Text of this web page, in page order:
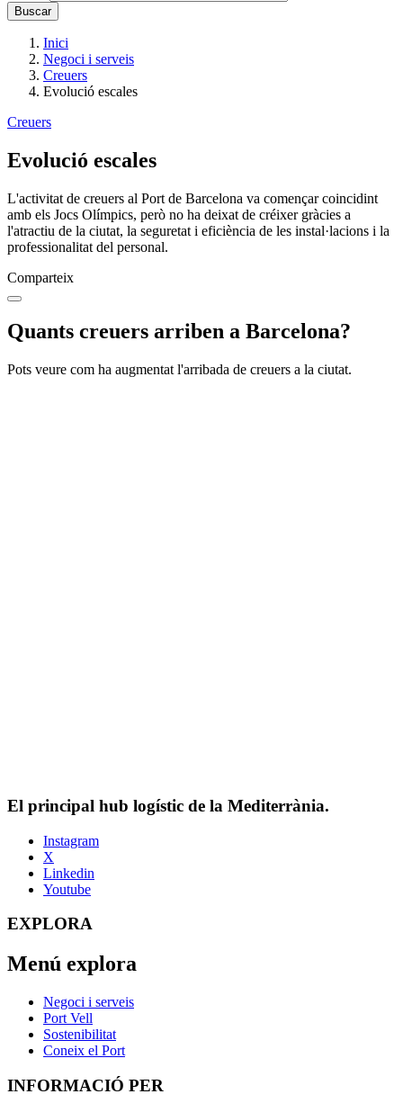
Inici
Negoci i serveis
Creuers
Evolució escales
Creuers
Evolució escales
L'activitat de creuers al Port de Barcelona va començar coincidint
amb els Jocs Olímpics, però no ha deixat de créixer gràcies a
l'atractiu de la ciutat, la seguretat i eficiència de les instal·lacions i la
professionalitat del personal.
Comparteix
Quants creuers arriben a Barcelona?
Pots veure com ha augmentat l'arribada de creuers a la ciutat.
El principal hub logístic de la Mediterrània.
Instagram
X
Linkedin
Youtube
EXPLORA
Menú explora
Negoci i serveis
Port Vell
Sostenibilitat
Coneix el Port
INFORMACIÓ PER